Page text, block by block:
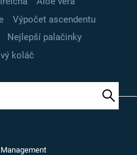
Výpočet ascendentu
Nejlepší palačinky
koláč
Management